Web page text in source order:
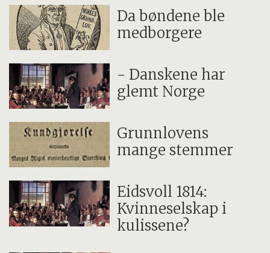
Da bøndene ble
medborgere
- Danskene har
glemt Norge
Grunnlovens
mange stemmer
Eidsvoll 1814:
Kvinneselskap i
kulissene?